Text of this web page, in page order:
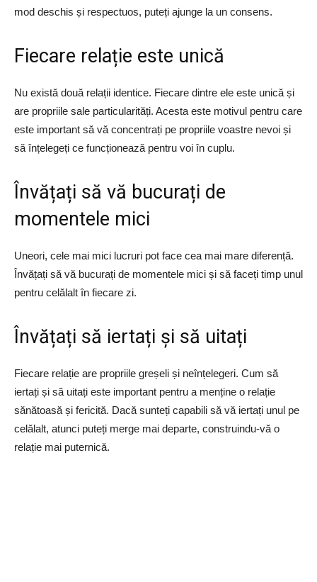
mod deschis și respectuos, puteți ajunge la un consens.
Fiecare relație este unică
Nu există două relații identice. Fiecare dintre ele este unică și
are propriile sale particularități. Acesta este motivul pentru care
este important să vă concentrați pe propriile voastre nevoi și
să înțelegeți ce funcționează pentru voi în cuplu.
Învățați să vă bucurați de
momentele mici
Uneori, cele mai mici lucruri pot face cea mai mare diferență.
Învățați să vă bucurați de momentele mici și să faceți timp unul
pentru celălalt în fiecare zi.
Învățați să iertați și să uitați
Fiecare relație are propriile greșeli și neînțelegeri. Cum să
iertați și să uitați este important pentru a menține o relație
sănătoasă și fericită. Dacă sunteți capabili să vă iertați unul pe
celălalt, atunci puteți merge mai departe, construindu-vă o
relație mai puternică.